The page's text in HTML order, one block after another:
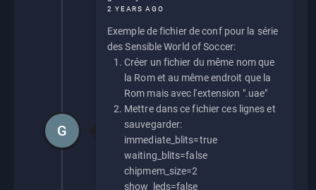
2 YEARS AGO
Exemple de fichier de conf pour la série
des Sensible World of Soccer:
Créer un fichier du même nom que
la Rom et au même endroit que la
Rom mais avec l'extension ".uae"
Mettre dans ce fichier ces lignes et
sauvegarder:
immediate_blits=true
waiting_blits=false
chipmem_size=2
show_leds=false
G